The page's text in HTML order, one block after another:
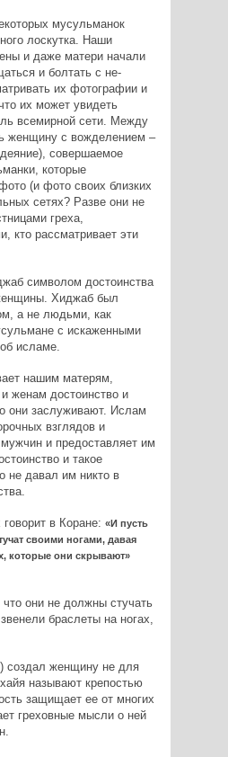
мусульманок
лоскутка. Наши
и даже матери начали
и болтать с не-
их фотографии и
их может увидеть
всемирной сети. Между
женщину с вожделением –
совершаемое
которые
(и фото своих близких
сетях? Разве они не
греха,
кто рассматривает эти
символом достоинства
Хиджаб был
а не людьми, как
с искаженными
исламе.
нашим матерям,
женам достоинство и
они заслуживают. Ислам
взглядов и
и предоставляет им
и такое
не давал им никто в
в Коране: «И пусть
своими ногами, давая
которые они скрывают»
они не должны стучать
браслеты на ногах,
создал женщину не для
называют крепостью
защищает ее от многих
греховные мысли о ней